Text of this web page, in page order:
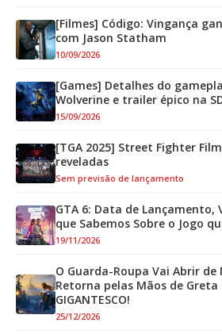
[Filmes] Código: Vingança
com Jason Statham
10/09/2026
[Games] Detalhes do
Wolverine e trailer épico na
15/09/2026
[TGA 2025] Street Fighter
reveladas
Sem previsão de lançamento
GTA 6: Data de Lançamento,
que Sabemos Sobre o Jogo
19/11/2026
O Guarda-Roupa Vai Abrir de
Retorna pelas Mãos de Greta
GIGANTESCO!
25/12/2026